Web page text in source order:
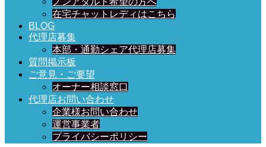
在宅チャットレディはこちら
BLOG
代理店募集
本部・通勤シェア代理店募集
質問掲示板
ご意見・ご要望
オーナー相談窓口
代理店お問い合わせ
企業様お問い合わせ
運営事業者
プライバシーポリシー